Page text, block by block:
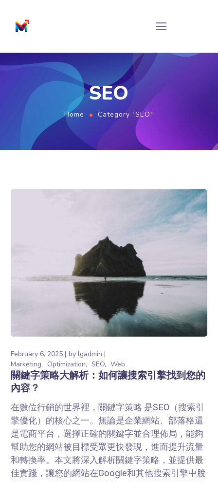
SEO
Home Category "SEO"
February 6, 2025 bylgadmin
Marketing
Optimization SEO Web
關鍵字策略大解析：如何讓搜索引擎找到您的
內容？
在數位行銷的世界裡，關鍵字策略 是SEO（搜索引
擎優化）的核心之一。無論是企業網站、部落格還
是電商平台，選擇正確的關鍵字並合理佈局，能夠
幫助您的網站被目標受眾更快發現，進而提升流量
和轉換率。本文將深入解析關鍵字策略，並提供最
佳實踐，讓您的網站在Google和其他搜索引擎中脫